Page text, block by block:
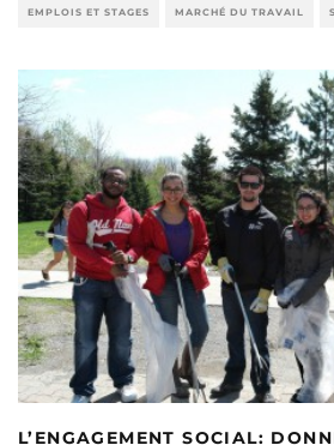
EMPLOIS ET STAGES MARCHÉ DU TRAVAIL
L’ENGAGEMENT SOCIAL: